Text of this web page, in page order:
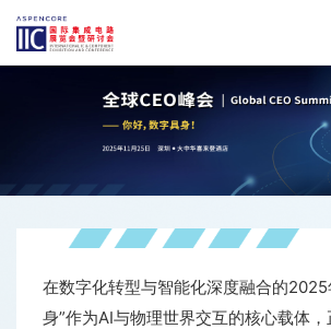
在数字化转型与智能化深度融合的2025
身”作为AI与物理世界交互的核心载体